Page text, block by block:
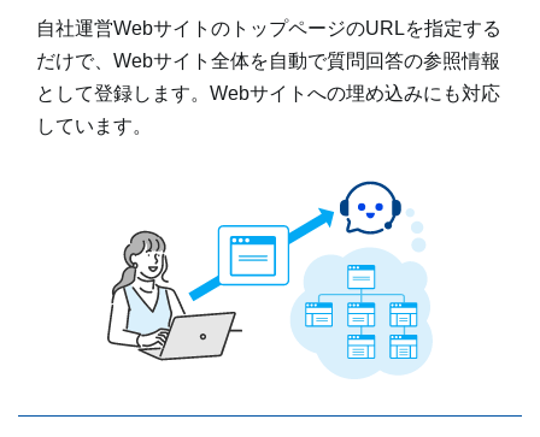
自社運営WebサイトのトップページのURLを指定する
だけで、Webサイト全体を自動で質問回答の参照情報
として登録します。Webサイトへの埋め込みにも対応
しています。